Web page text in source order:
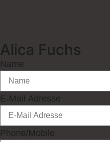
Alica Fuchs
Name
E-Mail Adresse
Phone/Mobile